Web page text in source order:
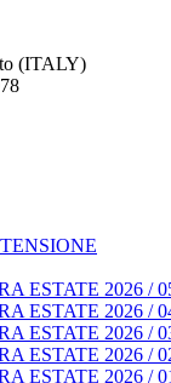
(ITALY)
ESTATE 2026 /
ESTATE 2026 /
ESTATE 2026 /
ESTATE 2026 /
ESTATE 2026 /